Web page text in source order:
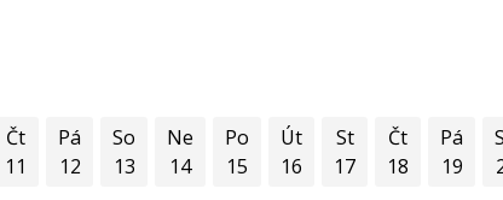
Čt
11
Pá
12
So
13
Ne
14
Po
15
Út
16
St
17
Čt
18
Pá
19